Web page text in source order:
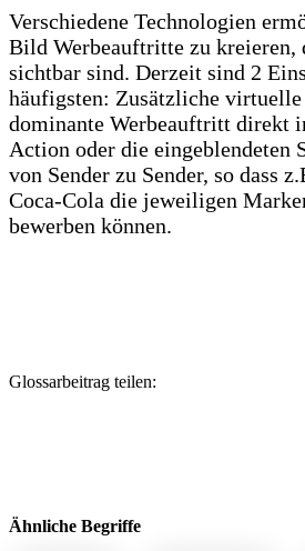
Verschiedene Technologien
Bild Werbeauftritte zu kreieren,
sichtbar sind. Derzeit sind 2
häufigsten: Zusätzliche virtuelle
dominante Werbeauftritt direkt
Action oder die eingeblendeten
von Sender zu Sender, so dass
Coca-Cola die jeweiligen
bewerben können.
Glossarbeitrag teilen:
Ähnliche Begriffe